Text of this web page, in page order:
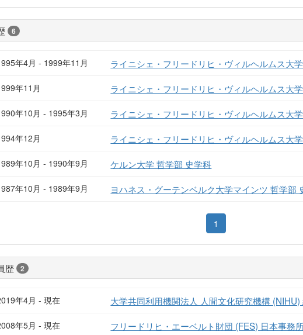
6
年4月 - 1999年11月 ライニシェ・フリードリヒ・ヴィルヘルムス大
年11月 ライニシェ・フリードリヒ・ヴィルヘルムス大
年10月 - 1995年3月 ライニシェ・フリードリヒ・ヴィルヘルムス大
年12月 ライニシェ・フリードリヒ・ヴィルヘルムス大
年10月 - 1990年9月 ケルン大学 哲学部 史学科
年10月 - 1989年9月 ヨハネス・グーテンベルク大学マインツ 哲学部
1
歴 2
年4月 - 現在 大学共同利用機関法人 人間文化研究機構 (NIHU)
年5月 - 現在 フリードリヒ・エーベルト財団 (FES) 日本事務